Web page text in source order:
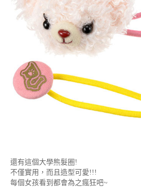
還有這個大學熊髮圈!
不僅實用，而且造型可愛!!!
每個女孩看到都會為之瘋狂吧~